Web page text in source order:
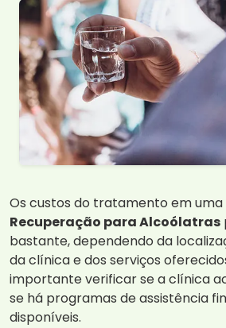
Os custos do tratamento em uma
Recuperação para Alcoólatras
bastante, dependendo da
da clínica e dos serviços
importante verificar se a clínica
se há programas de assistência
disponíveis.